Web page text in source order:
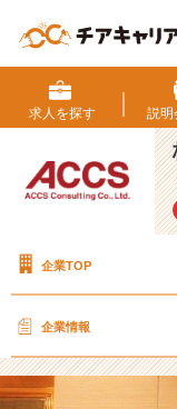
求人を探す 説明
企業TOP
企業情報